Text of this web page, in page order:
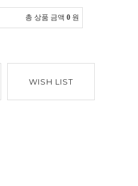
총 상품 금액 0 원
WISH LIST